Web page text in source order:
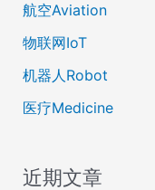
航空Aviation
物联网IoT
机器人Robot
医疗Medicine
近期文章